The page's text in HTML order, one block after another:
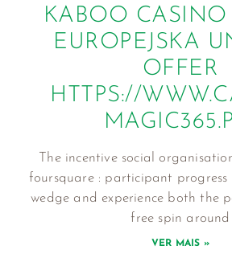
KABOO
EUROPEJSKA
OFFER
HTTPS://
The incentive social
foursquare : participant
wedge and experience both the
free spin around
VER MAIS »